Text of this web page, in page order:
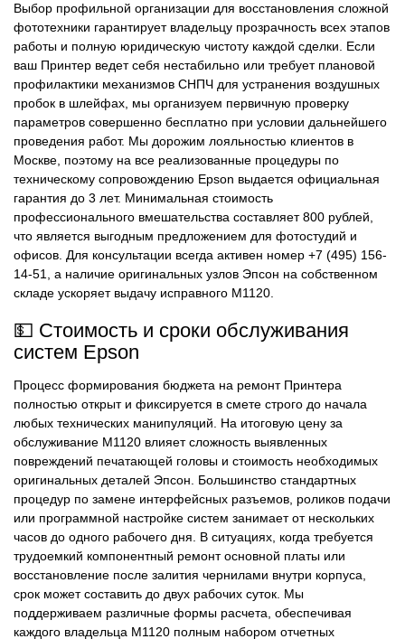
Выбор профильной организации для восстановления сложной
фототехники гарантирует владельцу прозрачность всех этапов
работы и полную юридическую чистоту каждой сделки. Если
ваш Принтер ведет себя нестабильно или требует плановой
профилактики механизмов СНПЧ для устранения воздушных
пробок в шлейфах, мы организуем первичную проверку
параметров совершенно бесплатно при условии дальнейшего
проведения работ. Мы дорожим лояльностью клиентов в
Москве, поэтому на все реализованные процедуры по
техническому сопровождению Epson выдается официальная
гарантия до 3 лет. Минимальная стоимость
профессионального вмешательства составляет 800 рублей,
что является выгодным предложением для фотостудий и
офисов. Для консультации всегда активен номер +7 (495) 156-
14-51, а наличие оригинальных узлов Эпсон на собственном
складе ускоряет выдачу исправного M1120.
💵 Стоимость и сроки обслуживания
систем Epson
Процесс формирования бюджета на ремонт Принтера
полностью открыт и фиксируется в смете строго до начала
любых технических манипуляций. На итоговую цену за
обслуживание M1120 влияет сложность выявленных
повреждений печатающей головы и стоимость необходимых
оригинальных деталей Эпсон. Большинство стандартных
процедур по замене интерфейсных разъемов, роликов подачи
или программной настройке систем занимает от нескольких
часов до одного рабочего дня. В ситуациях, когда требуется
трудоемкий компонентный ремонт основной платы или
восстановление после залития чернилами внутри корпуса,
срок может составить до двух рабочих суток. Мы
поддерживаем различные формы расчета, обеспечивая
каждого владельца M1120 полным набором отчетных